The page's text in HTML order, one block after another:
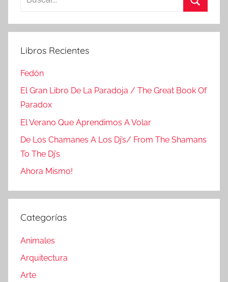
Libros Recientes
Fedón
El Gran Libro De La Paradoja / The Great Book Of
Paradox
El Verano Que Aprendimos A Volar
De Los Chamanes A Los Dj’s/ From The Shamans
To The Dj’s
Ahora Mismo!
Categorías
Animales
Arquitectura
Arte